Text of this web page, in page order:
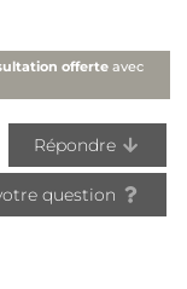
offerte avec
Répondre
question